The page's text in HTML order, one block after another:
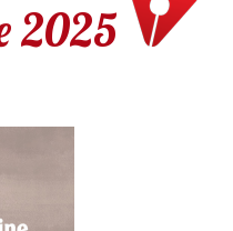
2025